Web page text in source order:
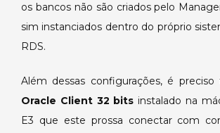
os bancos não são criados pelo
sim instanciados dentro do próprio
RDS.
Além dessas configurações, é
Oracle Client 32 bits instalado na
E3 que este prossa conectar com